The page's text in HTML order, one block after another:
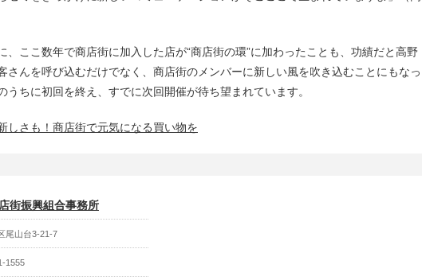
、ここ数年で商店街に加入した店が“商店街の環”に加わったことも、功績だと高野
さんを呼び込むだけでなく、商店街のメンバーに新しい風を吹き込むことにもなっ
うちに初回を終え、すでに次回開催が待ち望まれています。
しさも！商店街で元気になる買い物を
街振興組合事務所
尾山台3-21-7
1555